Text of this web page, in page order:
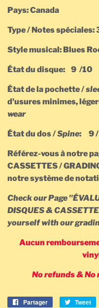
Pays: Canada
Type / Notes
Style musical: Blues
État du disque: 9 /10
État de la pochette /
d'usures minimes,
wear
État du dos /Spine: 9 /
Référez-vous à notre
CASSETTES /
notre système de
Check our Page
DISQUES &
yourself with our
Aucun
No refunds & No
Partager
PartagerTweet